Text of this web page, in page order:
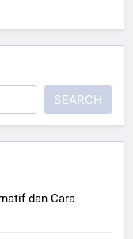
SEARCH
dan Cara